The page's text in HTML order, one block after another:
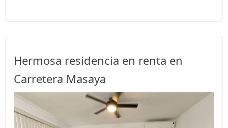
Hermosa residencia en renta en
Carretera Masaya